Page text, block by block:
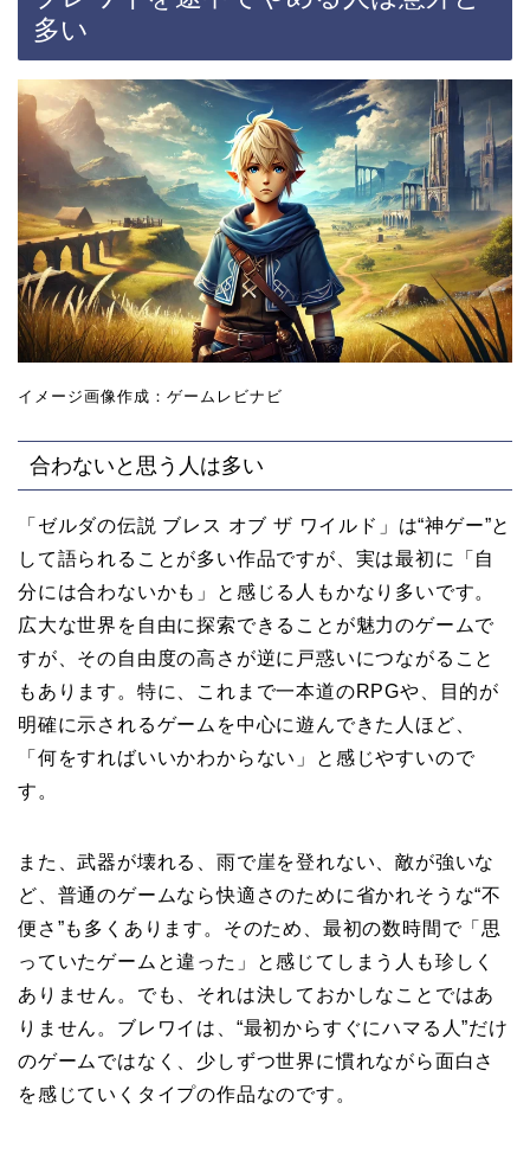
多い
イメージ画像作成：ゲームレビナビ
合わないと思う人は多い
「ゼルダの伝説 ブレス オブ ザ ワイルド」は“神ゲー”と
して語られることが多い作品ですが、実は最初に「自
分には合わないかも」と感じる人もかなり多いです。
広大な世界を自由に探索できることが魅力のゲームで
すが、その自由度の高さが逆に戸惑いにつながること
もあります。特に、これまで一本道のRPGや、目的が
明確に示されるゲームを中心に遊んできた人ほど、
「何をすればいいかわからない」と感じやすいので
す。
また、武器が壊れる、雨で崖を登れない、敵が強いな
ど、普通のゲームなら快適さのために省かれそうな“不
便さ”も多くあります。そのため、最初の数時間で「思
っていたゲームと違った」と感じてしまう人も珍しく
ありません。でも、それは決しておかしなことではあ
りません。ブレワイは、“最初からすぐにハマる人”だけ
のゲームではなく、少しずつ世界に慣れながら面白さ
を感じていくタイプの作品なのです。